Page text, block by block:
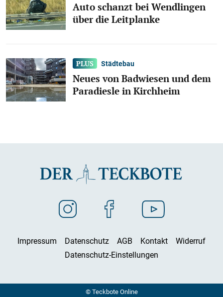
Auto schanzt bei Wendlingen
über die Leitplanke
Städtebau
Neues von Badwiesen und dem
Paradiesle in Kirchheim
Impressum Datenschutz AGB Kontakt
Widerruf
Datenschutz-Einstellungen
© Teckbote Online